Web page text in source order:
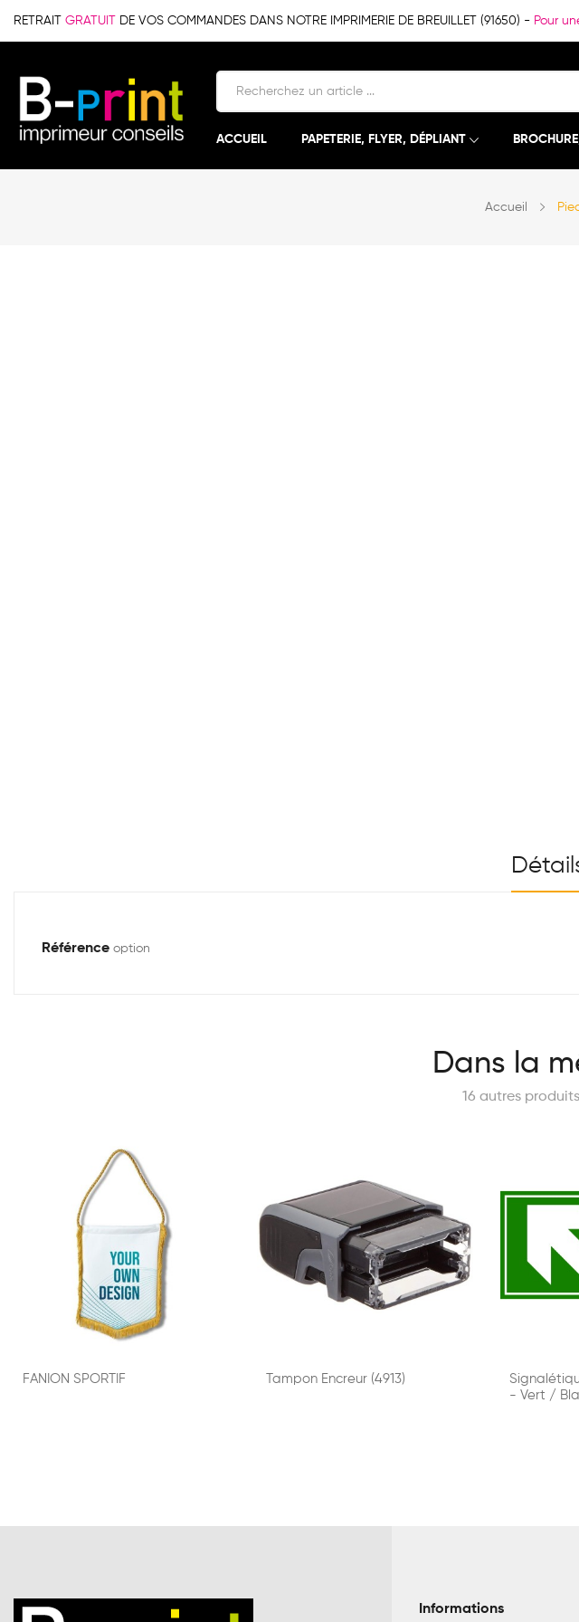
RETRAIT GRATUIT DE VOS COMMANDES DANS NOTRE IMPRIMERIE DE BREUILLET (91650) - Pour
ACCUEIL PAPETERIE, FLYER, DÉPLIANT
Accueil
Référence option
Dans la
16 autres
FANION SPORTIF Tampon Encreur (4913)
- Vert /
Informations